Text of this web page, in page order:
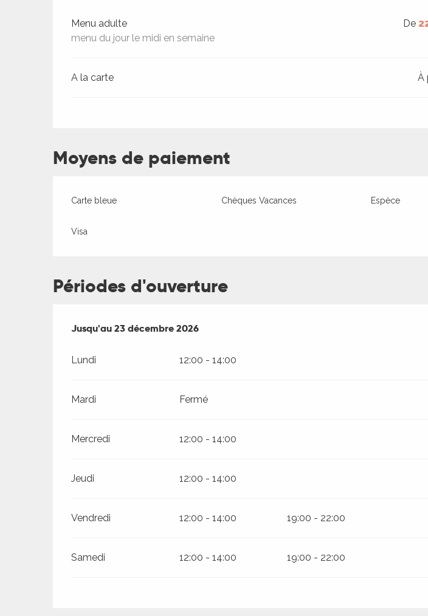
Tarifs 2026
Menu adulte
menu du jour le midi en semaine
De
A la carte À
Moyens de paiement
Carte bleue Chèques Vacances Espèce
Visa
Périodes d'ouverture
Du5 janvier 2026au23 décembre 2026
Jusqu'au23 décembre 2026
Lundi 12:00 - 14:00
Mardi Fermé
Mercredi 12:00 - 14:00
Jeudi 12:00 - 14:00
Vendredi 12:00 - 14:00 19:00 - 22:00
Samedi 12:00 - 14:00 19:00 - 22:00